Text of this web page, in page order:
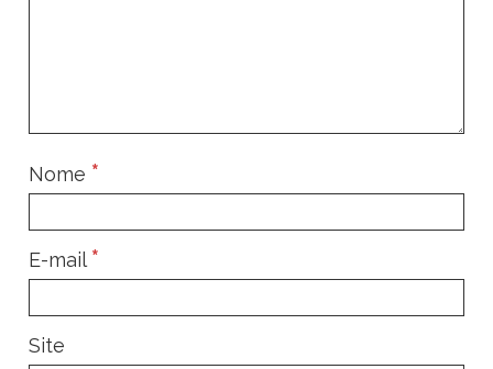
Nome *
E-mail *
Site